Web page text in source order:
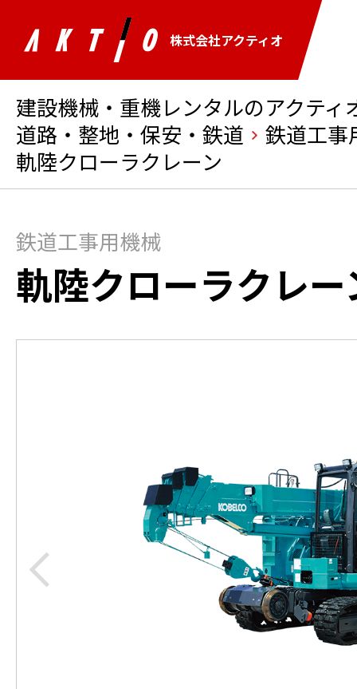
株式会社アクティオ
建設機械・重機レンタルのアクティ
道路・整地・保安・鉄道
鉄道工事
軌陸クローラクレーン
鉄道工事用機械
軌陸クローラクレー